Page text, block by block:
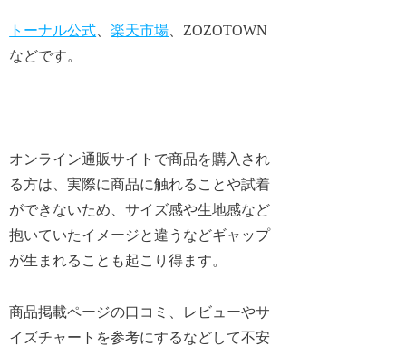
トーナル公式 、楽天市場 、ZOZOTOWN
などです。
オンライン通販サイトで商品を購入され
る方は、実際に商品に触れることや試着
ができないため、サイズ感や生地感など
抱いていたイメージと違うなどギャップ
が生まれることも起こり得ます。
商品掲載ページの口コミ、レビューやサ
イズチャートを参考にするなどして不安